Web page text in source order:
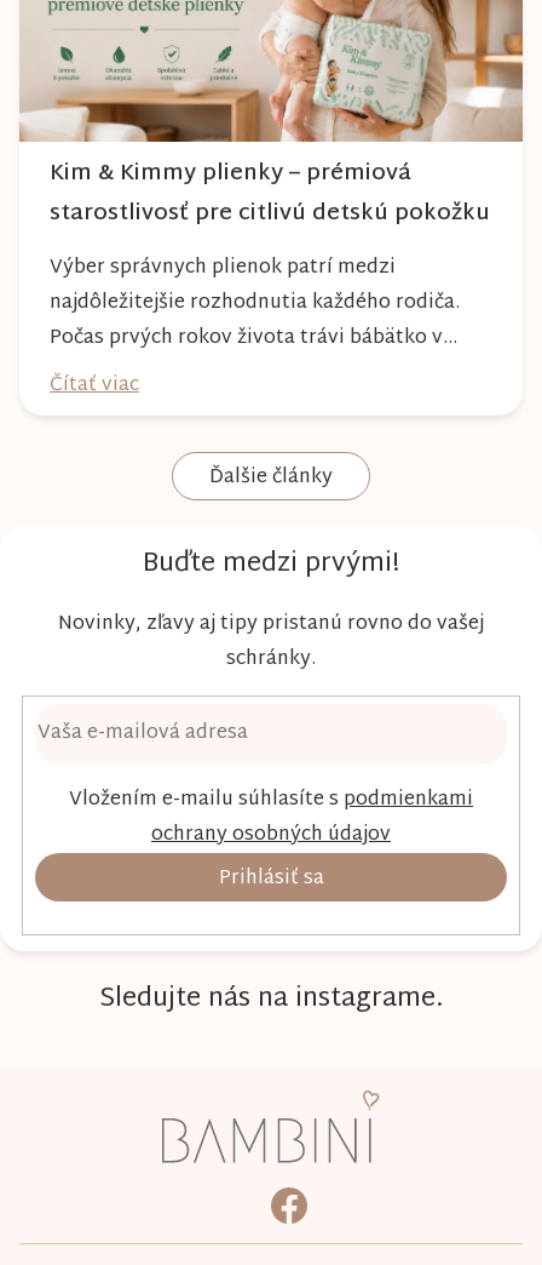
Kim & Kimmy plienky – prémiová
starostlivosť pre citlivú detskú pokožku
Výber správnych plienok patrí medzi
najdôležitejšie rozhodnutia každého rodiča.
Počas prvých rokov života trávi bábätko v
plienke väčšinu dňa, preto by mala poskytovať
nielen spoľahlivú ochranu, ale aj maximálny
komfort a šetrnosť k citlivej pokožke. Plienky
Kim & Kimmy boli vyvinuté s dôrazom na
Čítať viac
Ďalšie články
Buďte medzi prvými!
Novinky, zľavy aj tipy pristanú rovno do vašej
schránky.
Vložením e-mailu súhlasíte s podmienkami
ochrany osobných údajov
Prihlásiť sa
Sledujte nás na instagrame.
bambini.kociky
https://www.facebook.com/